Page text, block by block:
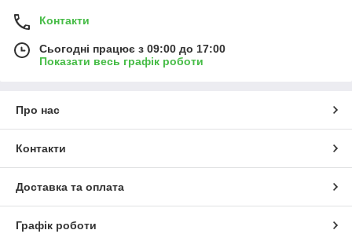
Контакти
Сьогодні працює з 09:00 до 17:00
Показати весь графік роботи
Про нас
Контакти
Доставка та оплата
Графік роботи